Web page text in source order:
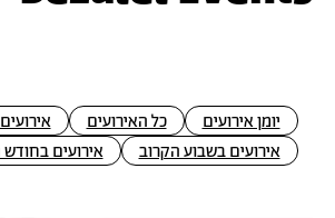
יומן אירועים כל האירועים
אירועים בשבוע הקרוב
אירועים